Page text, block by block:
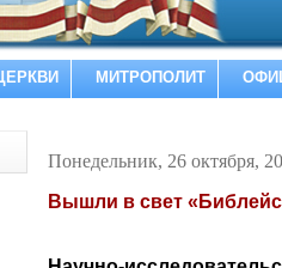
МИТРОПОЛИТ
Понедельник, 26 октября,
Вышли в свет